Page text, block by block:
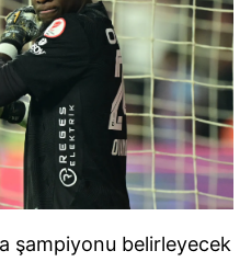
şampiyonu belirleyecek